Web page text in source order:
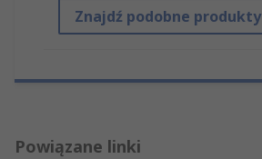
Znajdź podobne produkty
Powiązane linki